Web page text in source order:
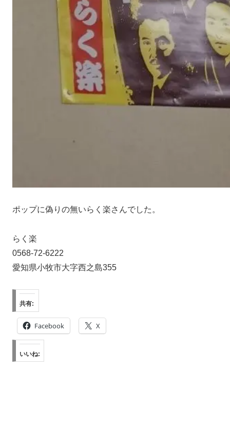
ポップに偽りの無いらく楽さんでした。
らく楽
0568-72-6222
愛知県小牧市大字西之島355
共有:
Facebook X
いいね: